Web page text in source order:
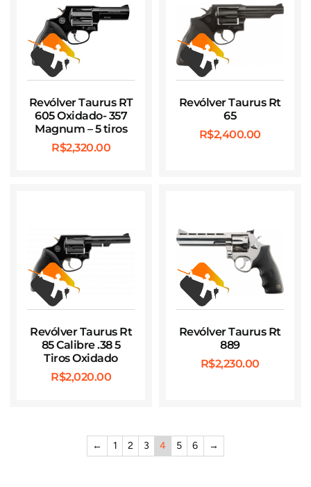
Revólver Taurus RT
605 Oxidado- 357
Magnum – 5 tiros
R$2,320.00
Revólver Taurus Rt
65
R$2,400.00
Revólver Taurus Rt
85 Calibre .38 5
Tiros Oxidado
R$2,020.00
Revólver Taurus Rt
889
R$2,230.00
← 1 2 3 4 5 6 →